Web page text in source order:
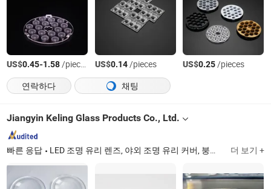
US$0.45-1.58/pieces US$0.14/pieces US$0.25/pieces
연락하다
채팅
Jiangyin Keling Glass Products Co., Ltd.
빠른 응답 LED 조명 유리 렌즈, 야외 조명 유리 커버, 붕규산 유리 렌즈, 폭발 방지 조명 유리, 가로등 유리 렌즈, 프레스 유리 부품, 광학 유리 렌즈, 조명을 위한 강화 유리, 산업용 유리 부품, 맞춤형 유리 렌즈 더 보기 +